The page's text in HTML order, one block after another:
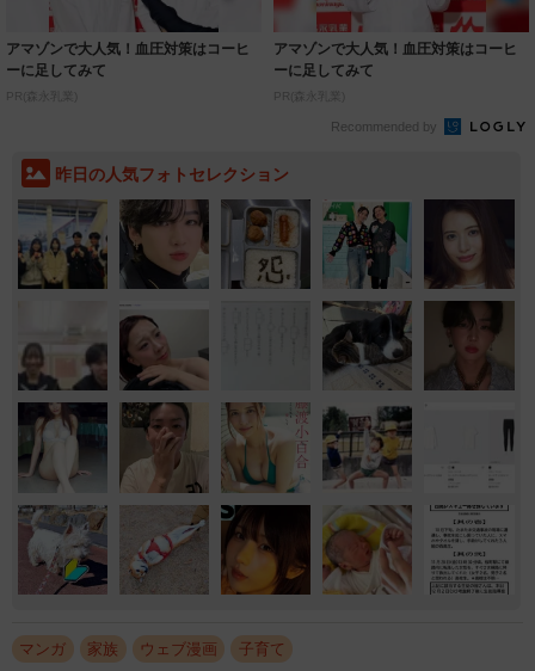
アマゾンで大人気！血圧対策はコーヒ
ーに足してみて
PR(森永乳業)
アマゾンで大人気！血圧対策はコーヒ
ーに足してみて
PR(森永乳業)
Recommended by
昨日の人気フォトセレクション
マンガ 家族 ウェブ漫画 子育て